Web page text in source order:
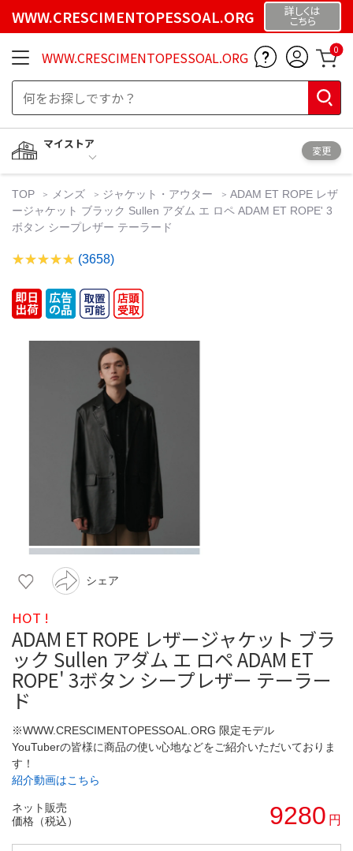
WWW.CRESCIMENTOPESSOAL.ORG 詳しくは
こちら
WWW.CRESCIMENTOPESSOAL.ORG 0
マイストア
変更
TOP メンズ ジャケット・アウター
ADAM ET ROPE レザ
ージャケット ブラック Sullen アダム エ ロペ ADAM ET ROPE' 3
ボタン シープレザー テーラード
(3658)
シェア
HOT !
ADAM ET ROPE レザージャケット ブラ
ック Sullen アダム エ ロペ ADAM ET
ROPE' 3ボタン シープレザー テーラー
ド
※WWW.CRESCIMENTOPESSOAL.ORG 限定モデル
YouTuberの皆様に商品の使い心地などをご紹介いただいておりま
す！
紹介動画はこちら
ネット販売
価格（税込）
9280 円